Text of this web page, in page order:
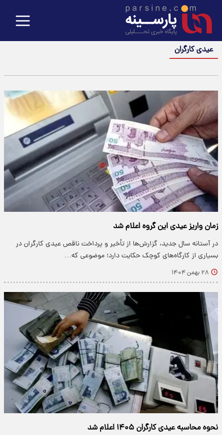
عیدی کارگران
زمان واریز عیدی این گروه اعلام شد
در آستانه سال جدید، گزارش‌ها از تأخیر و پرداخت ناقص عیدی کارگران در
بسیاری از کارگاه‌های کوچک حکایت دارد؛ موضوعی که…
۲۸ بهمن ۱۴۰۴
نحوه محاسبه عیدی کارگران ۱۴۰۵ اعلام شد